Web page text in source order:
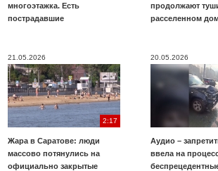
многоэтажка. Есть
пострадавшие
продолжают
расселенном
21.05.2026
2:17
Жара в Саратове: люди
массово потянулись на
официально закрытые
20.05.2026
Аудио –
ввела на